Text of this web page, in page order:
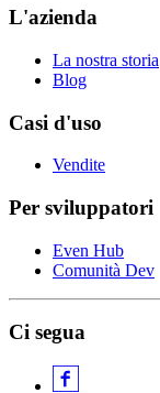
L'azienda
La nostra storia
Blog
Casi d'uso
Vendite
Per sviluppatori
Even Hub
Comunità Dev
Ci segua